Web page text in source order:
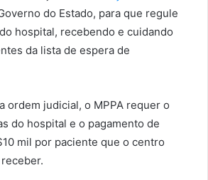
do Estado, para que regule
hospital, recebendo e cuidando
da lista de espera de
ordem judicial, o MPPA requer o
do hospital e o pagamento de
mil por paciente que o centro